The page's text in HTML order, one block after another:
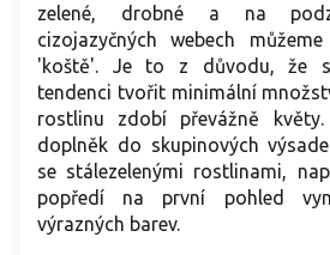
zelené, drobné a na
cizojazyčných webech
'koště'. Je to z důvodu, že
tendenci tvořit minimální
rostlinu zdobí převážně
doplněk do skupinových
se stálezelenými rostlinami,
popředí na první pohled
výrazných barev.